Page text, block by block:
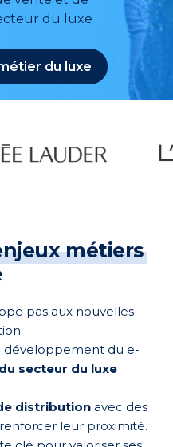
du luxe
du luxe
métiers
pas aux nouvelles
du e-
secteur du luxe
distribution avec des
leur proximité.